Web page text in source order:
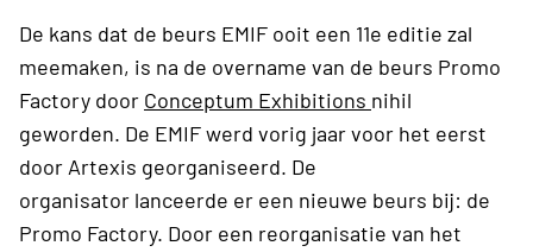
De kans dat de beurs EMIF ooit een 11e editie zal
meemaken, is na de overname van de beurs Promo
Factory door Conceptum Exhibitions nihil
geworden. De EMIF werd vorig jaar voor het eerst
door Artexis georganiseerd. De
organisator lanceerde er een nieuwe beurs bij: de
Promo Factory. Door een reorganisatie van het